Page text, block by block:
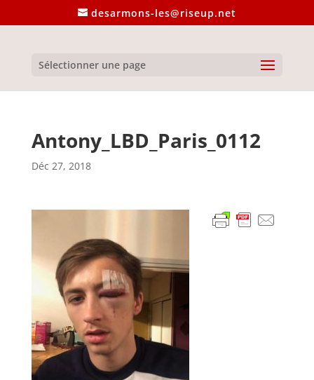
desarmons-les@riseup.net
Sélectionner une page
Antony_LBD_Paris_0112
Déc 27, 2018